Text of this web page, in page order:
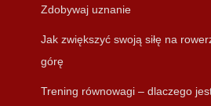
Zdobywaj uznanie
Jak zwiększyć swoją siłę na
górę
Trening równowagi – dlaczego